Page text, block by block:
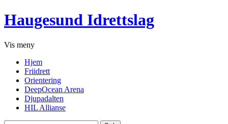
Haugesund Idrettslag
Vis meny
Hjem
Friidrett
Orientering
DeepOcean Arena
Djupadalten
HIL Allianse